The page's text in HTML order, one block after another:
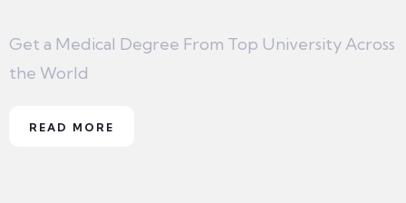
Get a Medical Degree From Top University Across
the World
READ MORE